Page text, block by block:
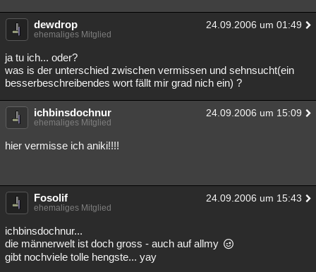
dewdrop 24.09.2006 um 01:49
ehemaliges Mitglied
ja tu ich... oder?
was is der unterschied zwischen vermissen und sehnsucht(ein
besserbeschreibendes wort fällt mir grad nich ein) ?
ichbinsdochnur 24.09.2006 um 15:09
ehemaliges Mitglied
hier vermisse ich aniki!!!!
Fosolif 24.09.2006 um 15:43
ehemaliges Mitglied
ichbinsdochnur...
die männerwelt ist doch gross - auch auf allmy
gibt nochviele tolle hengste... yay